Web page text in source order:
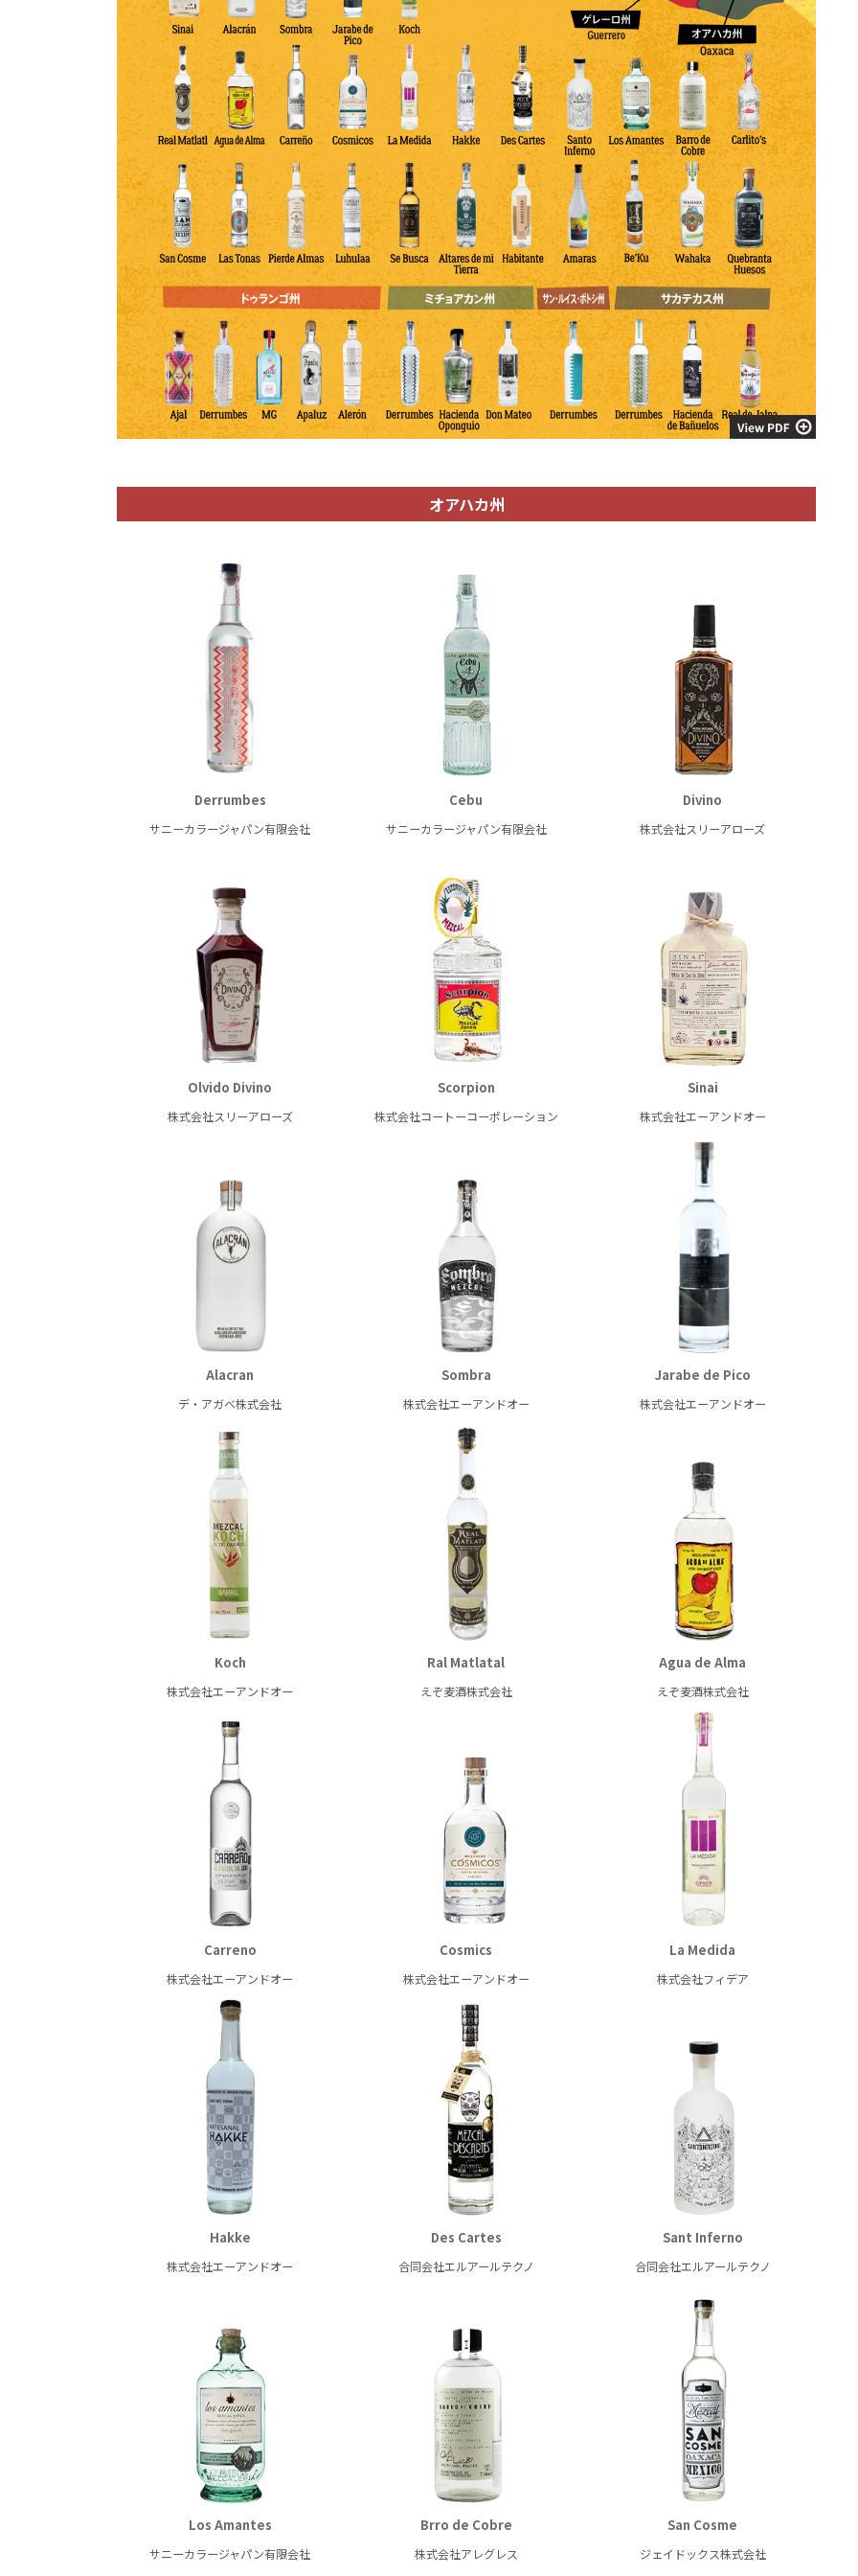
オアハカ州
Derrumbes
サニーカラージャパン有限会社
Cebu
サニーカラージャパン有限会社
Divino
株式会社スリーアローズ
Olvido Divino
株式会社スリーアローズ
Scorpion
株式会社コートーコーポレーション
Sinai
株式会社エーアンドオー
Alacran
デ・アガベ株式会社
Sombra
株式会社エーアンドオー
Jarabe de Pico
株式会社エーアンドオー
Koch
株式会社エーアンドオー
Ral Matlatal
えぞ麦酒株式会社
Agua de Alma
えぞ麦酒株式会社
Carreno
株式会社エーアンドオー
Cosmics
株式会社エーアンドオー
La Medida
株式会社フィデア
Hakke
株式会社エーアンドオー
Des Cartes
合同会社エルアールテクノ
Sant Inferno
合同会社エルアールテクノ
Los Amantes
サニーカラージャパン有限会社
Brro de Cobre
株式会社アレグレス
San Cosme
ジェイドックス株式会社